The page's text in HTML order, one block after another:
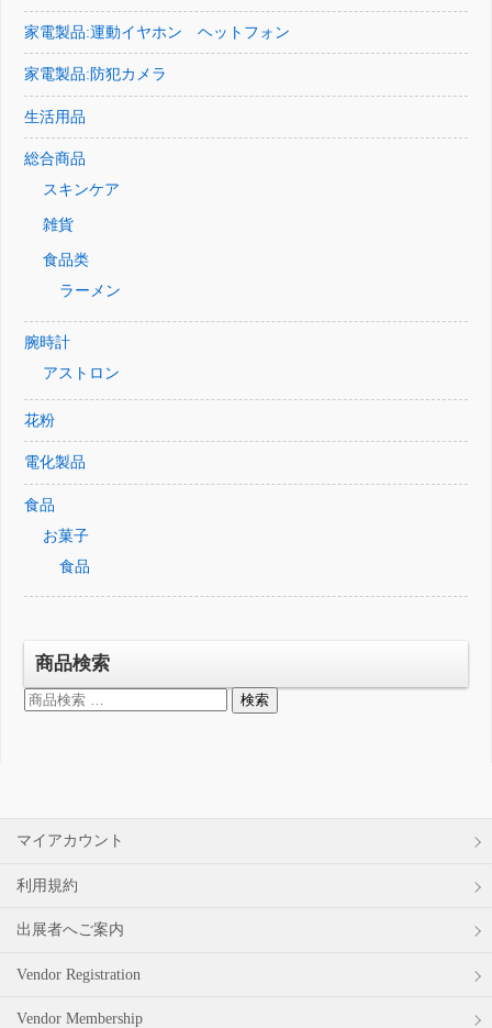
家電製品:運動イヤホン ヘットフォン
家電製品:防犯カメラ
生活用品
総合商品
スキンケア
雑貨
食品类
ラーメン
腕時計
アストロン
花粉
電化製品
食品
お菓子
食品
商品検索
検
検索
マイアカウント
利用規約
出展者へご案内
Vendor Registration
Vendor Membership